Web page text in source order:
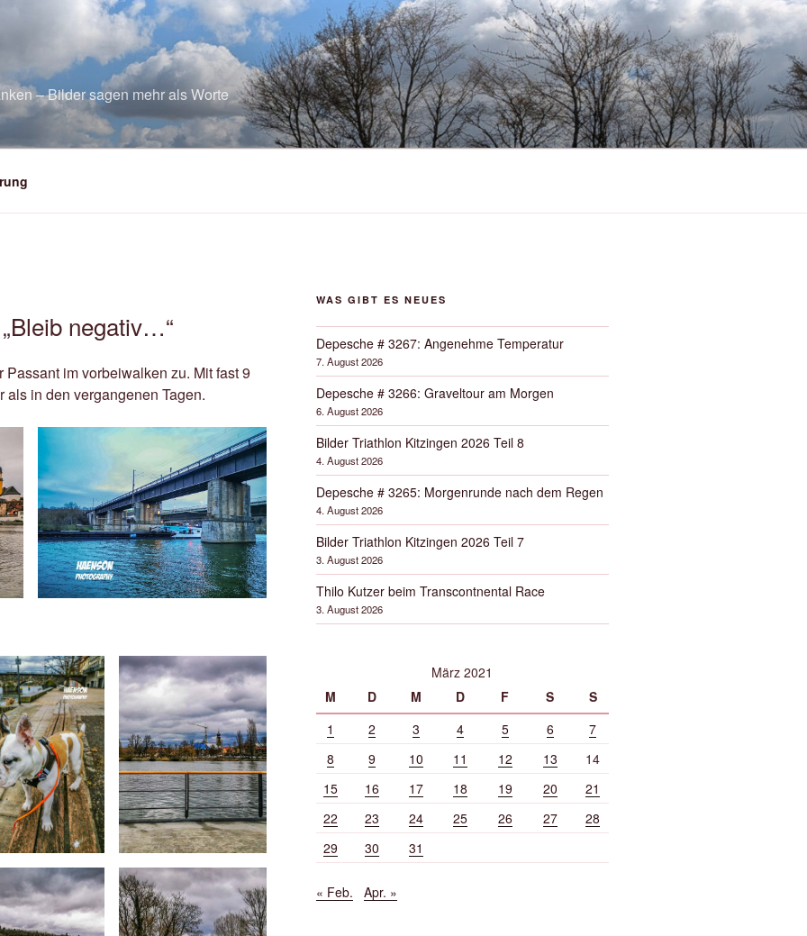
– Bilder sagen mehr als Worte
negativ…“
im vorbeiwalken zu. Mit fast 9
als in den vergangenen Tagen.
WAS GIBT ES NEUES
Depesche # 3267: Angenehme Temperatur
7. August 2026
Depesche # 3266: Graveltour am Morgen
6. August 2026
Bilder Triathlon Kitzingen 2026 Teil 8
4. August 2026
Depesche # 3265: Morgenrunde nach dem Regen
4. August 2026
Bilder Triathlon Kitzingen 2026 Teil 7
3. August 2026
Thilo Kutzer beim Transcontnental Race
3. August 2026
März 2021
M
D M D F S
S
1
2 3 4 5 6
7
8
9 10 11 12 13
14
15
16 17 18 19 20
21
22
23 24 25 26 27
28
29
30 31
« Feb. Apr. »